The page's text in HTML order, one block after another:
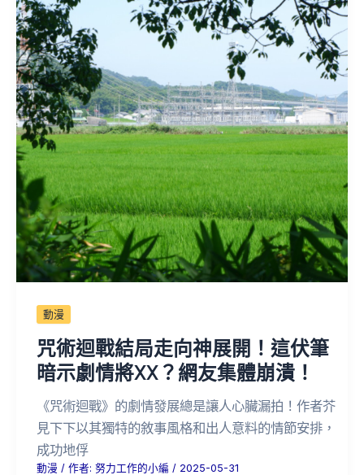
動漫
咒術迴戰結局走向神展開！這伏筆
暗示劇情將XX？網友集體崩潰！
《咒術迴戰》的劇情發展總是讓人心臟漏拍！作者芥
見下下以其獨特的敘事風格和出人意料的情節安排，
成功地俘
動漫 / 作者: 努力工作的小編 / 2025-05-31